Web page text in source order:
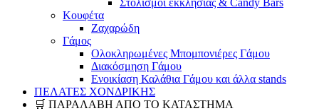
Κουφέτα
Ζαχαρώδη
Γάμος
Ολοκληρωμένες Μπομπονιέρες Γάμου
Διακόσμηση Γάμου
Ενοικίαση Καλάθια Γάμου και άλλα stands
ΠΕΛΑΤΕΣ ΧΟΝΔΡΙΚΗΣ
🛒 ΠΑΡΑΛΑΒΗ ΑΠΟ ΤΟ ΚΑΤΑΣΤΗΜΑ